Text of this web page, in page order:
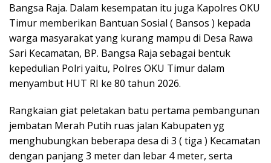
Bangsa Raja. Dalam kesempatan itu juga Kapolres OKU
Timur memberikan Bantuan Sosial ( Bansos ) kepada
warga masyarakat yang kurang mampu di Desa Rawa
Sari Kecamatan, BP. Bangsa Raja sebagai bentuk
kepedulian Polri yaitu, Polres OKU Timur dalam
menyambut HUT RI ke 80 tahun 2026.
Rangkaian giat peletakan batu pertama pembangunan
jembatan Merah Putih ruas jalan Kabupaten yg
menghubungkan beberapa desa di 3 ( tiga ) Kecamatan
dengan panjang 3 meter dan lebar 4 meter, serta